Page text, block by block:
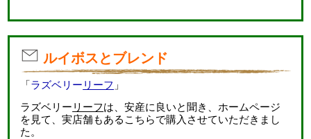
ルイボスとブレンド
「ラズベリー リーフ 」
ラズベリー リーフは、安産に良いと聞き、ホームページ
を見て、実店舗もあるこちらで購入させていただきまし
た。